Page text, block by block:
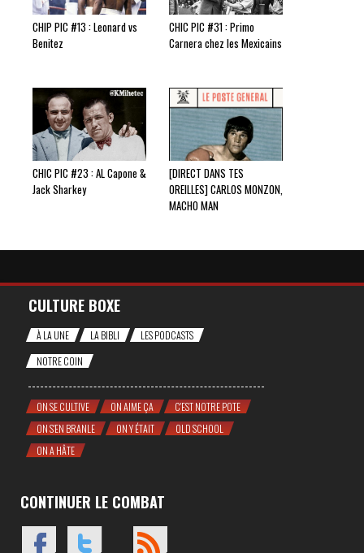
CHIP PIC #13 : Leonard vs
Benitez
CHIC PIC #31 : Primo
Carnera chez les Mexicains
CHIC PIC #23 : AL Capone &
Jack Sharkey
[DIRECT DANS TES
OREILLES] CARLOS MONZON,
MACHO MAN
CULTURE BOXE
À LA UNE LA BIBLI
LES PODCASTS
NOTRE COIN
ON SE CULTIVE ON AIME ÇA
C'EST NOTRE POTE
ON S'EN BRANLE
ON Y ÉTAIT
OLD SCHOOL
ON A HÂTE
CONTINUER LE COMBAT